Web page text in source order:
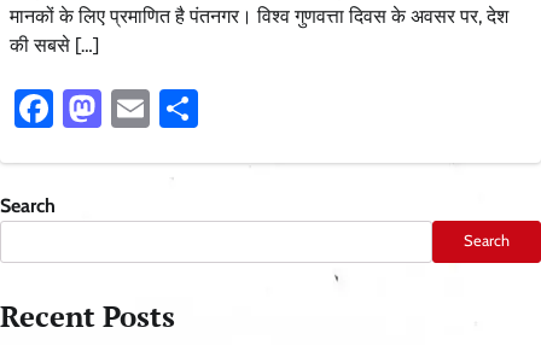
मानकों के लिए प्रमाणित है पंतनगर। विश्व गुणवत्ता दिवस के अवसर पर, देश
की सबसे […]
Facebook
Mastodon
Email
Search
Search
Recent Posts